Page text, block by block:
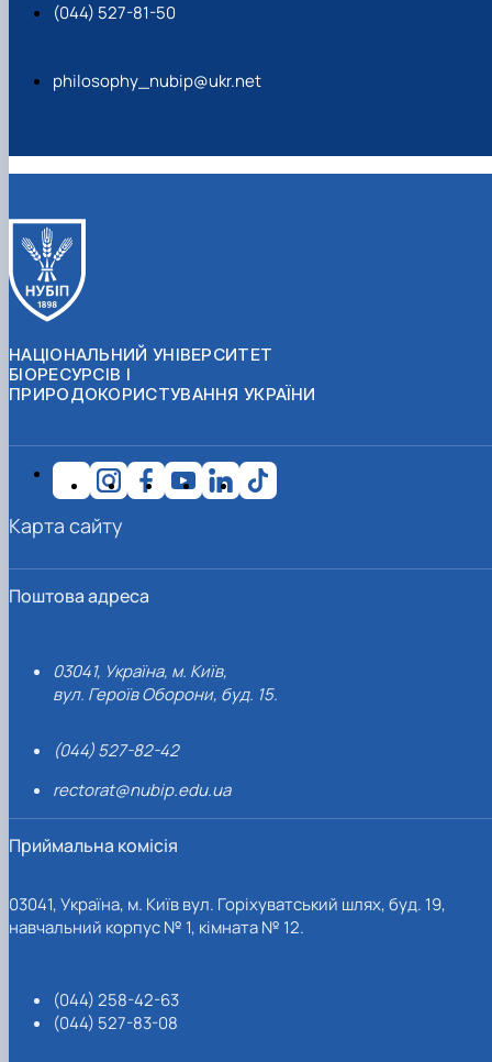
(044) 527-81-50
philosophy_nubip@ukr.net
НАЦІОНАЛЬНИЙ УНІВЕРСИТЕТ
БІОРЕСУРСІВ І
ПРИРОДОКОРИСТУВАННЯ УКРАЇНИ
Поштова адреса
03041, Україна, м. Київ,
вул. Героїв Оборони, буд. 15.
(044) 527-82-42
rectorat@nubip.edu.ua
Приймальна комісія
03041, Україна, м. Київ вул. Горіхуватський шлях, буд. 19,
навчальний корпус № 1, кімната № 12.
(044) 258-42-63
(044) 527-83-08
Карта сайту